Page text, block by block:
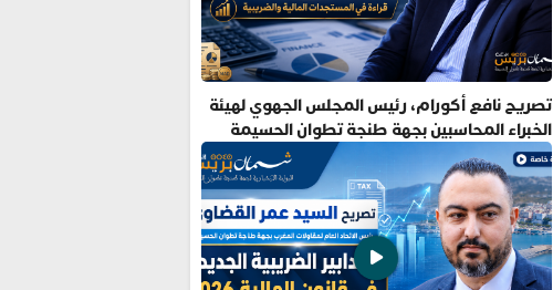
تصريح نافع أكورام، رئيس المجلس الجهوي لهيئة
الخبراء المحاسبين بجهة طنجة تطوان الحسيمة